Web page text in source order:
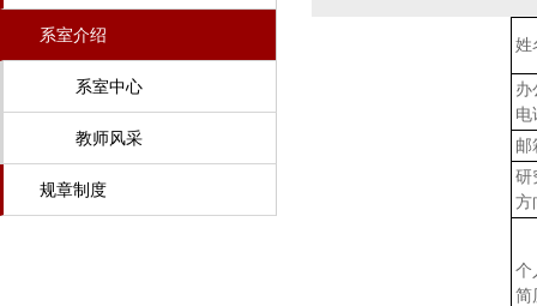
系室介绍
系室中心
教师风采
规章制度
姓
办
电
邮
研
方
个
简